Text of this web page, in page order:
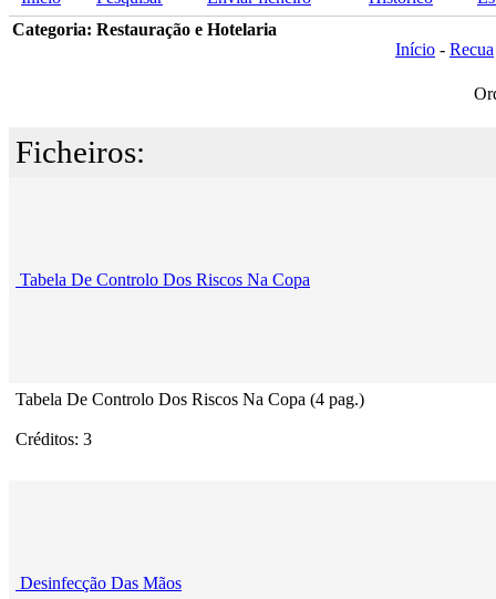
Categoria: Restauração e Hotelaria
Início - Recua
Ficheiros:
Tabela De Controlo Dos Riscos Na Copa
Tabela De Controlo Dos Riscos Na Copa (4 pag.)
Créditos: 3
Desinfecção Das Mãos